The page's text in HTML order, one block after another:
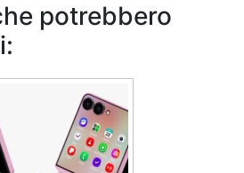
potrebbero